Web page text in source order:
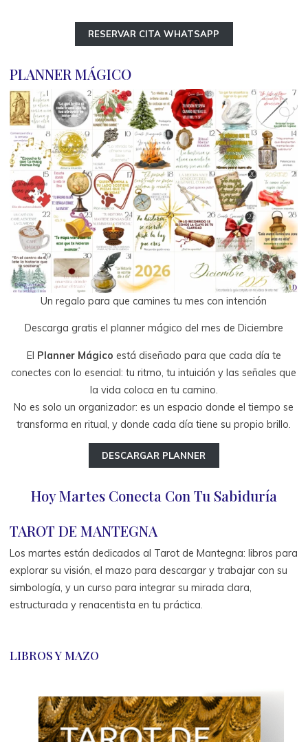
RESERVAR CITA WHATSAPP
PLANNER MÁGICO
Un regalo para que camines tu mes con intención
Descarga gratis el planner mágico del mes de Diciembre
El Planner Mágico está diseñado para que cada día te
conectes con lo esencial: tu ritmo, tu intuición y las señales que
la vida coloca en tu camino.
No es solo un organizador: es un espacio donde el tiempo se
transforma en ritual, y donde cada día tiene su propio brillo.
DESCARGAR PLANNER
Hoy Martes Conecta Con Tu Sabiduría
TAROT DE MANTEGNA
Los martes están dedicados al Tarot de Mantegna: libros para
explorar su visión, el mazo para descargar y trabajar con su
simbología, y un curso para integrar su mirada clara,
estructurada y renacentista en tu práctica.
LIBROS Y MAZO